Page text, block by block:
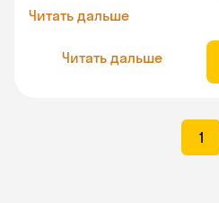
Читать дальше
Читать дальше
1